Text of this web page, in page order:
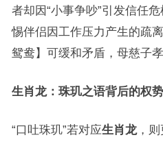
者却因“小事争吵”引发信任
惕伴侣因工作压力产生的疏
鸳鸯】可缓和矛盾，母慈子
生肖龙：珠玑之语背后的权
“口吐珠玑”若对应生肖龙，则